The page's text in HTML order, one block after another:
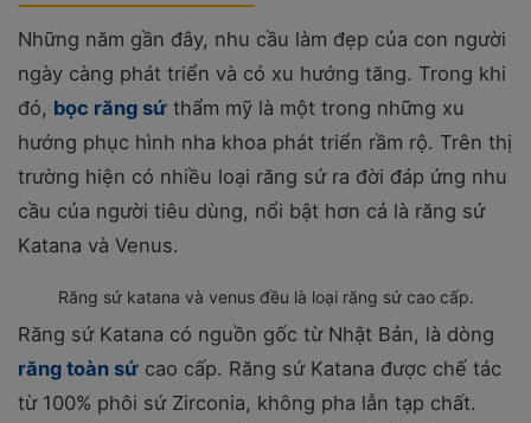
Những năm gần đây, nhu cầu làm đẹp của con người
ngày càng phát triển và có xu hướng tăng. Trong khi
đó, bọc răng sứ thẩm mỹ là một trong những xu
hướng phục hình nha khoa phát triển rầm rộ. Trên thị
trường hiện có nhiều loại răng sứ ra đời đáp ứng nhu
cầu của người tiêu dùng, nổi bật hơn cả là răng sứ
Katana và Venus.
Răng sứ katana và venus đều là loại răng sứ cao cấp.
Răng sứ Katana có nguồn gốc từ Nhật Bản, là dòng
răng toàn sứ cao cấp. Răng sứ Katana được chế tác
từ 100% phôi sứ Zirconia, không pha lẫn tạp chất.